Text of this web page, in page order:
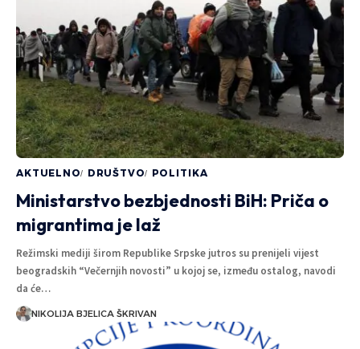
AKTUELNO DRUŠTVO POLITIKA
Ministarstvo bezbjednosti BiH: Priča o
migrantima je laž
Režimski mediji širom Republike Srpske jutros su prenijeli vijest
beogradskih “Večernjih novosti” u kojoj se, između ostalog, navodi
da će…
NIKOLIJA BJELICA ŠKRIVAN